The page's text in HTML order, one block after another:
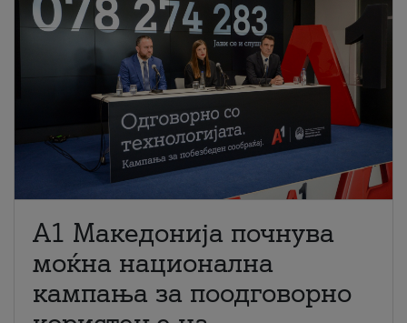
A1 Македонија почнува
моќна национална
кампања за поодговорно